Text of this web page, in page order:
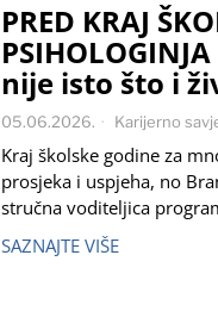
PRED KRAJ
nije isto što i
05.06.2026. Karijerno
Kraj školske godine za
prosjeka i uspjeha, no
stručna voditeljica
SAZNAJTE VIŠE